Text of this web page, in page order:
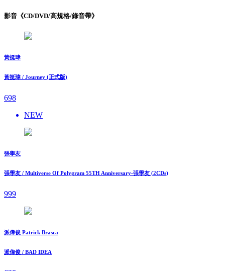
影音《CD/DVD/高規格/錄音帶》
黃挺瑋
黃挺瑋 / Journey (正式版)
698
NEW
張學友
張學友 / Multiverse Of Polygram 55TH Anniversary-張學友 (2CDs)
999
派偉俊 Patrick Brasca
派偉俊 / BAD IDEA